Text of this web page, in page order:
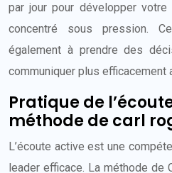
par jour pour développer
concentré sous pression.
également à prendre des
communiquer plus efficacement
Pratique de
méthode de carl
L’écoute active est une
leader efficace. La méthode de